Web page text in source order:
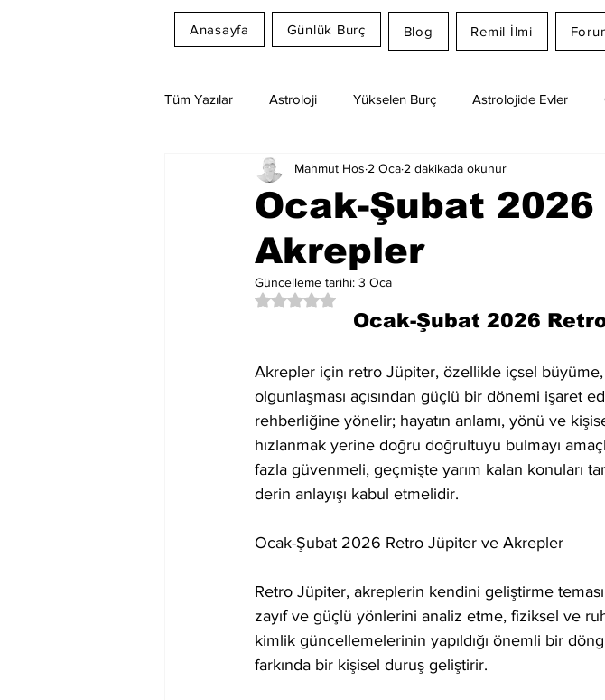
Anasayfa Günlük Burç Blog Remil İlmi
Tüm Yazılar Astroloji Yükselen Burç Astrolojide Evler
Rüya Tabirleri Ay Burcu Günlük Burç Yorumları
Ocak-Şubat
Akrepler
Mahmut Hos 2 Oca 2 dakikada okunur
Güncelleme tarihi: 3 Oca
5 üzerinden NaN yıldız
Ocak-Şubat 2026
Akrepler için retro Jüpiter, özellikle içsel büyüme,
olgunlaşması açısından güçlü bir dönemi işaret
rehberliğine yönelir; hayatın anlamı, yönü ve
hızlanmak yerine doğru doğrultuyu bulmayı
fazla güvenmeli, geçmişte yarım kalan konuları
derin anlayışı kabul etmelidir.
Ocak-Şubat 2026 Retro Jüpiter ve Akrepler
Retro Jüpiter, akreplerin kendini geliştirme
zayıf ve güçlü yönlerini analiz etme, fiziksel ve
kimlik güncellemelerinin yapıldığı önemli bir
farkında bir kişisel duruş geliştirir.